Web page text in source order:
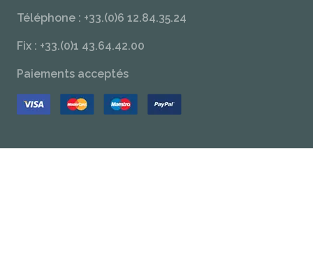
Téléphone : +33.(0)6 12.84.35.24
Fix : +33.(0)1 43.64.42.00
Paiements acceptés